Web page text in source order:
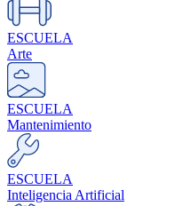
ESCUELA
Arte
ESCUELA
Mantenimiento
ESCUELA
Inteligencia Artificial